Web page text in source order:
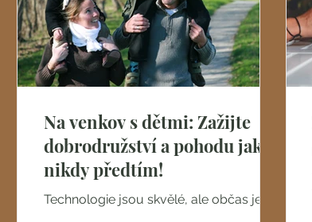
Na venkov s dětmi: Zažijte
dobrodružství a pohodu jako
nikdy předtím!
Technologie jsou skvělé, ale občas je